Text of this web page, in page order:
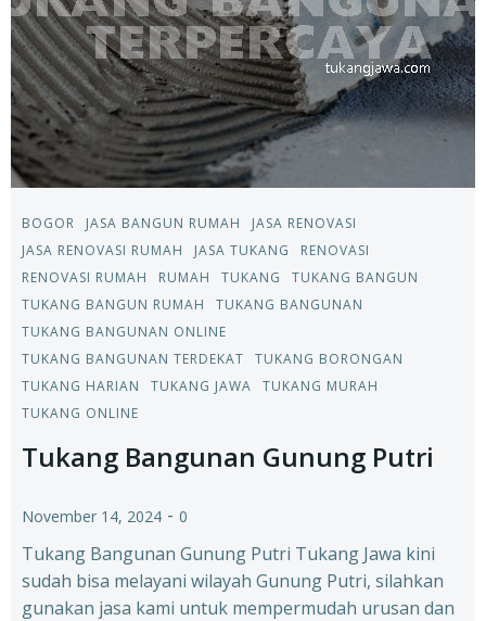
BOGOR JASA BANGUN RUMAH
JASA RENOVASI
JASA RENOVASI RUMAH
JASA TUKANG
RENOVASI
RENOVASI RUMAH
RUMAH TUKANG
TUKANG BANGUN
TUKANG BANGUN RUMAH
TUKANG BANGUNAN
TUKANG BANGUNAN ONLINE
TUKANG BANGUNAN TERDEKAT
TUKANG BORONGAN
TUKANG HARIAN
TUKANG JAWA
TUKANG MURAH
TUKANG ONLINE
Tukang Bangunan Gunung Putri
November 14, 2024 - 0
Tukang Bangunan Gunung Putri Tukang Jawa kini
sudah bisa melayani wilayah Gunung Putri, silahkan
gunakan jasa kami untuk mempermudah urusan dan